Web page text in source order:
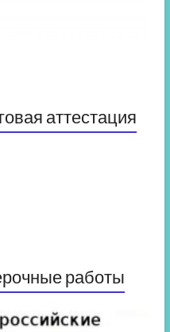
аттестация
работы